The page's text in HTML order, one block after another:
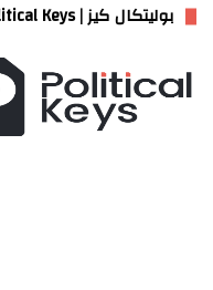
بوليتكال كيز | Political Keys